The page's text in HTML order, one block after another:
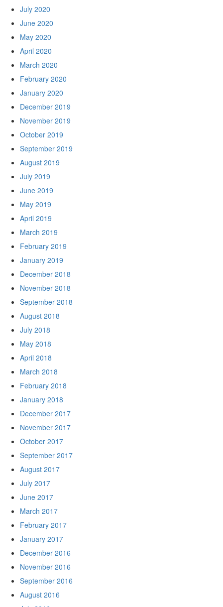
July 2020
June 2020
May 2020
April 2020
March 2020
February 2020
January 2020
December 2019
November 2019
October 2019
September 2019
August 2019
July 2019
June 2019
May 2019
April 2019
March 2019
February 2019
January 2019
December 2018
November 2018
September 2018
August 2018
July 2018
May 2018
April 2018
March 2018
February 2018
January 2018
December 2017
November 2017
October 2017
September 2017
August 2017
July 2017
June 2017
March 2017
February 2017
January 2017
December 2016
November 2016
September 2016
August 2016